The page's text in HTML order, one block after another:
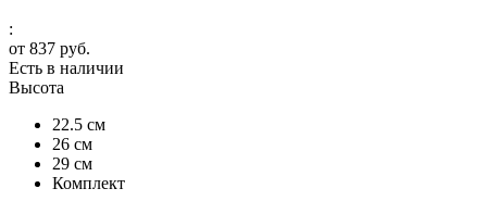
:
от 837 руб.
Есть в наличии
Высота
22.5 см
26 см
29 см
Комплект